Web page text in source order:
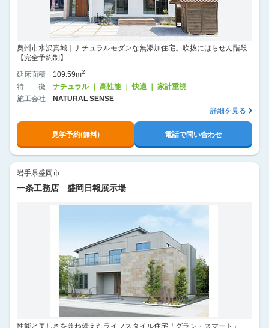
奥州市水沢真城｜ナチュラルモダンな無添加住宅。吹抜にはらせん階段
【完全予約制】
延床面積
109.59m2
特徴
ナチュラル ｜ 高性能 ｜ 快適 ｜ 家計重視
施工会社
NATURAL SENSE
詳細を見る
見学予約(無料) 電話で問い合わせ
岩手県盛岡市
一条工務店 盛岡日報展示場
性能と美しさを兼ね備えたライフスタイル住宅「グラン・スマート」